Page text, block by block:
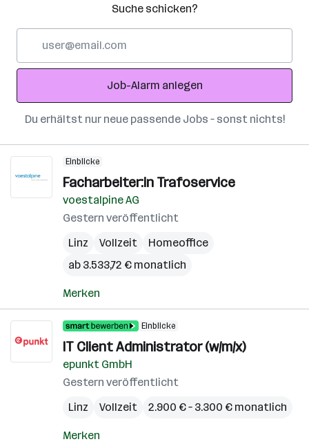
Suche schicken?
Adresse
Job-Alarm anlegen
Du erhältst nur neue passende Jobs – sonst nichts!
Einblicke
Facharbeiter:in Trafoservice
voestalpine AG
Gestern veröffentlicht
Linz
Vollzeit
Homeoffice
ab 3.533,72 € monatlich
Merken
Einblicke
IT Client Administrator (w/m/x)
epunkt GmbH
Gestern veröffentlicht
Linz
Vollzeit 2.900 € – 3.300 € monatlich
Merken